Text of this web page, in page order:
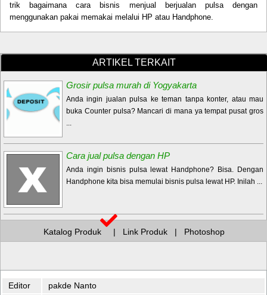
trik bagaimana cara bisnis menjual berjualan pulsa dengan
menggunakan pakai memakai melalui HP atau Handphone.
ARTIKEL TERKAIT
Grosir pulsa murah di Yogyakarta
Anda ingin jualan pulsa ke teman tanpa konter, atau mau
buka Counter pulsa? Mancari di mana ya tempat pusat gros
...
Cara jual pulsa dengan HP
Anda ingin bisnis pulsa lewat Handphone? Bisa. Dengan
Handphone kita bisa memulai bisnis pulsa lewat HP. Inilah ...
Katalog Produk | Link Produk | Photoshop
Editor
pakde Nanto